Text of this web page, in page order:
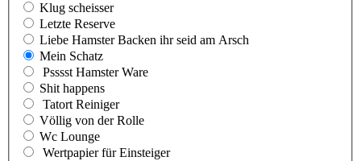
Klug scheisser
Letzte Reserve
Liebe Hamster Backen ihr seid am Arsch
Mein Schatz
Psssst Hamster Ware
Shit happens
Tatort Reiniger
Völlig von der Rolle
Wc Lounge
Wertpapier für Einsteiger